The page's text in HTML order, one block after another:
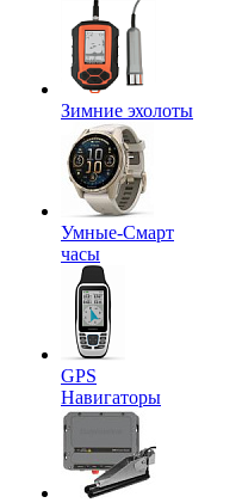
Зимние эхолоты
Умные-Смарт
часы
GPS
Навигаторы